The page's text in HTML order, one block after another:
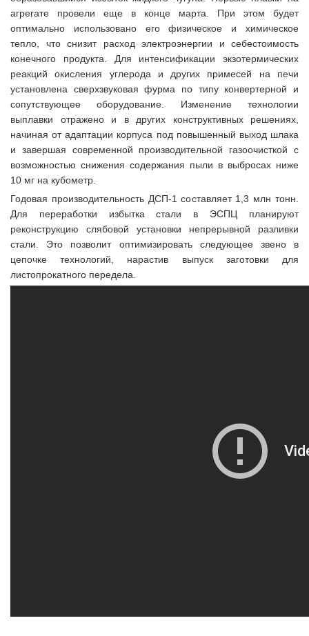
агрегате провели еще в конце марта. При этом будет
оптимально использовано его физическое и химическое
тепло, что снизит расход электроэнергии и себестоимость
конечного продукта. Для интенсификации экзотермических
реакций окисления углерода и других примесей на печи
установлена сверхзвуковая фурма по типу конвертерной и
сопутствующее оборудование. Изменение технологии
выплавки отражено и в других конструктивных решениях,
начиная от адаптации корпуса под повышенный выход шлака
и завершая современной производительной газоочисткой с
возможностью снижения содержания пыли в выбросах ниже
10 мг на кубометр.
Годовая производительность ДСП-1 составляет 1,3 млн тонн.
Для переработки избытка стали в ЭСПЦ планируют
реконструкцию слябовой установки непрерывной разливки
стали. Это позволит оптимизировать следующее звено в
цепочке технологий, нарастив выпуск заготовки для
листопрокатного передела.